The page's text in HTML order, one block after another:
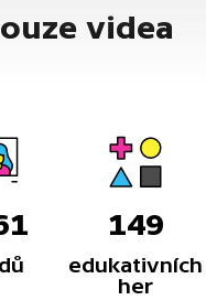
videa
149
edukativních
her